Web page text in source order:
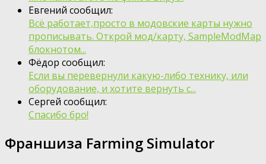
Евгений сообщил:
Всё работает,просто в модовские карты нужно
прописывать. Открой мод/карту, SampleModMap
блокнотом...
Фёдор сообщил:
Если вы перевернули какую-либо технику, или
оборудование, и хотите вернуть с...
Сергей сообщил:
Спасибо бро!
Франшиза Farming Simulator